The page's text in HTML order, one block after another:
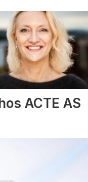
ACTE AS